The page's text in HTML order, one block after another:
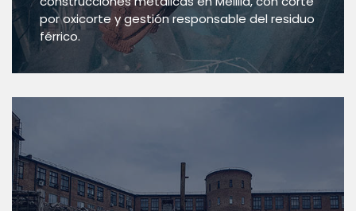
por oxicorte y gestión responsable del residuo
férrico.